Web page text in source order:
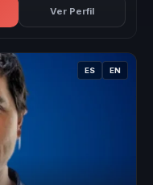
Ver Perfil
ES EN